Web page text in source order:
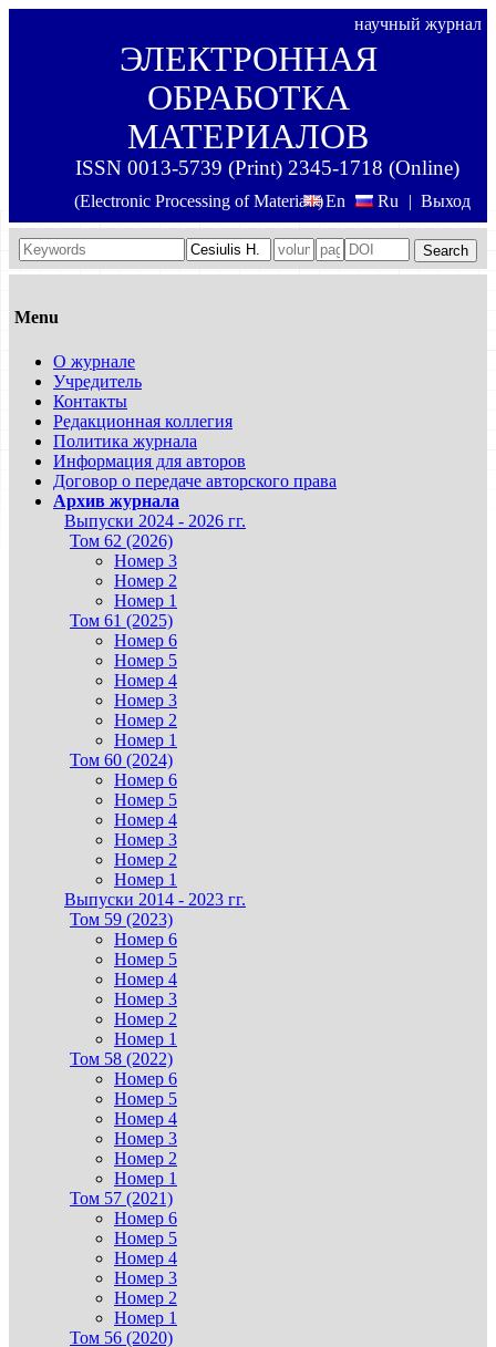
научный журнал
ЭЛЕКТРОННАЯ
ОБРАБОТКА
МАТЕРИАЛОВ
ISSN 0013-5739 (Print) 2345-1718 (Online)
(Electronic Processing of Materials) Выход
En Ru |
Search
Menu
О журнале
Учредитель
Контакты
Редакционная коллегия
Политика журнала
Информация для авторов
Договор о передаче авторского права
Архив журнала
Выпуски 2024 - 2026 гг.
Том 62 (2026)
Номер 3
Номер 2
Номер 1
Том 61 (2025)
Номер 6
Номер 5
Номер 4
Номер 3
Номер 2
Номер 1
Том 60 (2024)
Номер 6
Номер 5
Номер 4
Номер 3
Номер 2
Номер 1
Выпуски 2014 - 2023 гг.
Том 59 (2023)
Номер 6
Номер 5
Номер 4
Номер 3
Номер 2
Номер 1
Том 58 (2022)
Номер 6
Номер 5
Номер 4
Номер 3
Номер 2
Номер 1
Том 57 (2021)
Номер 6
Номер 5
Номер 4
Номер 3
Номер 2
Номер 1
Том 56 (2020)